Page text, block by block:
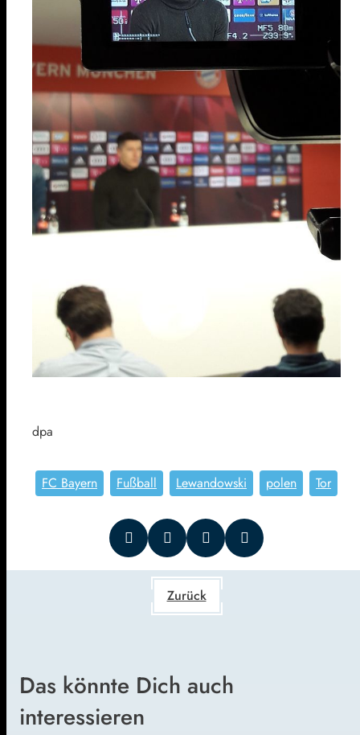
dpa
FC Bayern Fußball Lewandowski polen Tor
Zurück
Das könnte Dich auch
interessieren